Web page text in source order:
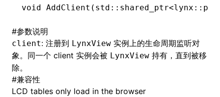
void AddClient (std :: shared_ptr<lynx :: pub
#参数说明
client: 注册到 LynxView 实例上的生命周期监听对
象。同一个 client 实例会被 LynxView 持有，直到被移
除。
#兼容性
LCD tables only load in the browser